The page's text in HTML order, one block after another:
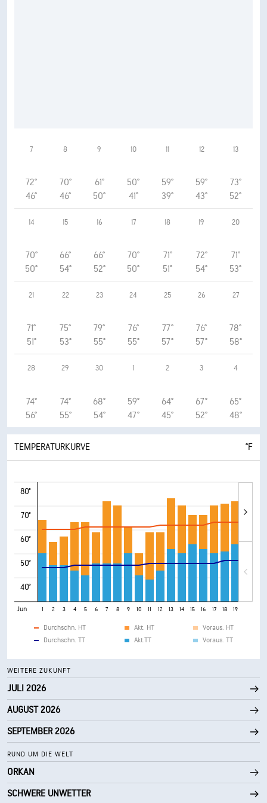
7
72°
46°
8
70°
46°
9
61°
50°
10
50°
41°
11
59°
39°
12
59°
43°
13
73°
52°
14
70°
50°
15
66°
54°
16
66°
52°
17
70°
50°
18
71°
51°
19
72°
54°
20
71°
53°
21
71°
51°
22
75°
53°
23
79°
55°
24
76°
55°
25
77°
57°
26
76°
57°
27
78°
58°
28
74°
56°
29
74°
55°
30
68°
54°
1
59°
47°
2
64°
45°
3
67°
52°
4
65°
48°
TEMPERATURKURVE °F
80°
70°
60°
50°
40°
Jun 1 2 3 4 5 6 7 8 9 10 11 12 13 14 15 16 17 18 19
Durchschn. HT
Durchschn. TT
Akt. HT
Akt.TT
Voraus. HT
Voraus. TT
WEITERE ZUKUNFT
JULI 2026
AUGUST 2026
SEPTEMBER 2026
RUND UM DIE WELT
ORKAN
SCHWERE UNWETTER